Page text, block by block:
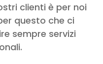
clienti è per noi
questo che ci
sempre servizi